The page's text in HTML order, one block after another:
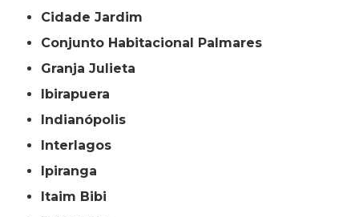
Cidade Jardim
Conjunto Habitacional Palmares
Granja Julieta
Ibirapuera
Indianópolis
Interlagos
Ipiranga
Itaim Bibi